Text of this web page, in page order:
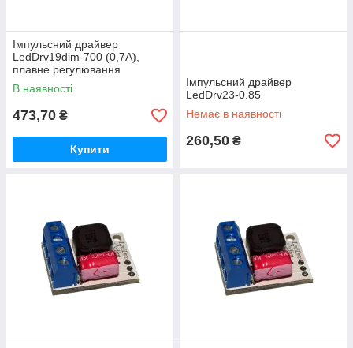
Імпульсний драйвер
LedDrv19dim-700 (0,7A),
плавне регулювання
В наявності
473,70 ₴
Купити
Імпульсний драйвер
LedDrv23-0.85
Немає в наявності
260,50 ₴